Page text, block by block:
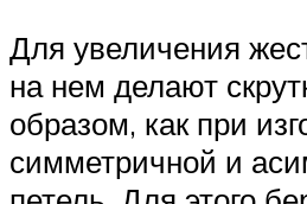
Для увеличения
на нем делают
образом, как при
симметричной и